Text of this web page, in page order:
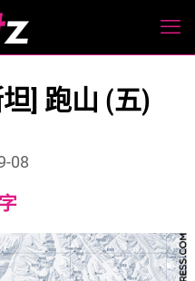
] 跑山 (五)
08
字Increase
size.